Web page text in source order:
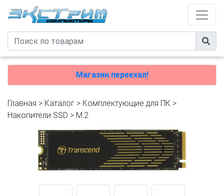
Магазин переехал!
Главная > Каталог > Комплектующие для ПК >
Накопители SSD > M.2